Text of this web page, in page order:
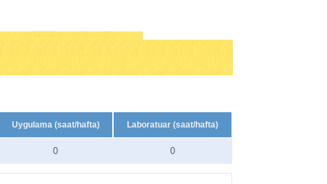
Uygulama (saat/hafta) Laboratuar (saat/hafta)
0 0